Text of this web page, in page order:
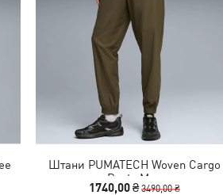
Штани PUMATECH Woven Cargo
Pants Men
1740,00 ₴3490,00 ₴